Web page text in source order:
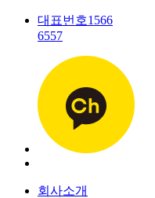
대표번호1566
6557
회사소개